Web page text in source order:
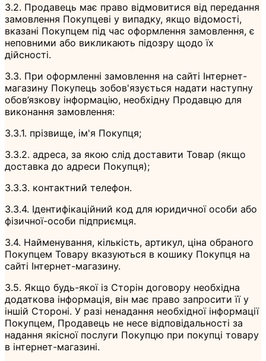
3.2. Продавець має право відмовитися від передання
замовлення Покупцеві у випадку, якщо відомості,
вказані Покупцем під час оформлення замовлення, є
неповними або викликають підозру щодо їх
дійсності.
3.3. При оформленні замовлення на сайті Інтернет-
магазину Покупець зобов'язується надати наступну
обов’язкову інформацію, необхідну Продавцю для
виконання замовлення:
3.3.1. прізвище, ім'я Покупця;
3.3.2. адреса, за якою слід доставити Товар (якщо
доставка до адреси Покупця);
3.3.3. контактний телефон.
3.3.4. Ідентифікаційний код для юридичної особи або
фізичної-особи підприємця.
3.4. Найменування, кількість, артикул, ціна обраного
Покупцем Товару вказуються в кошику Покупця на
сайті Інтернет-магазину.
3.5. Якщо будь-якої із Сторін договору необхідна
додаткова інформація, він має право запросити її у
іншій Стороні. У разі ненадання необхідної інформації
Покупцем, Продавець не несе відповідальності за
надання якісної послуги Покупцю при покупці товару
в інтернет-магазині.